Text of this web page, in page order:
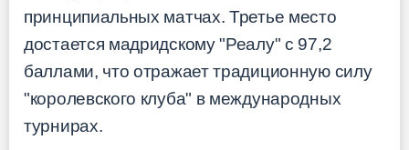
принципиальных матчах. Третье место
достается мадридскому "Реалу" с 97,2
баллами, что отражает традиционную силу
"королевского клуба" в международных
турнирах.